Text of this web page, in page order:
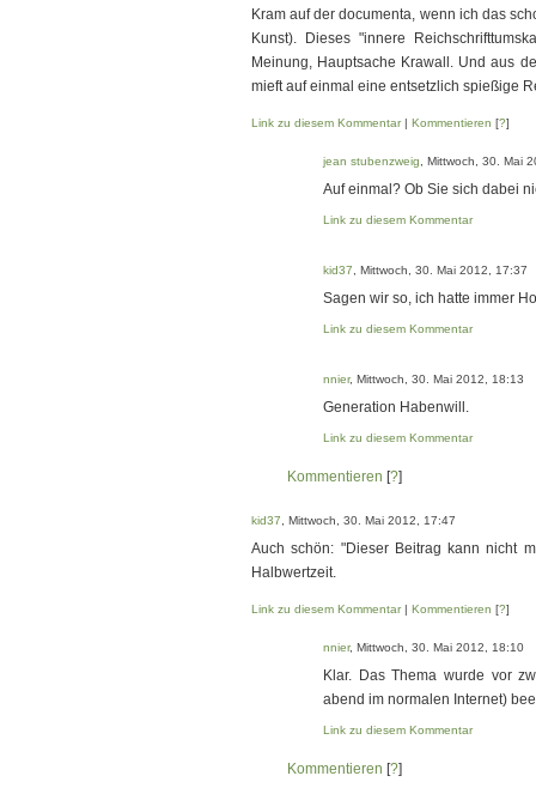
Kram auf der documenta, wenn ich das
Kunst). Dieses "innere
Meinung, Hauptsache Krawall. Und aus
mieft auf einmal eine entsetzlich spießige
Link zu diesem Kommentar| Kommentieren [?]
jean stubenzweig , Mittwoch, 30. Mai
Auf einmal? Ob Sie sich dabei
Link zu diesem Kommentar
kid37 , Mittwoch, 30. Mai 2012, 17:37
Sagen wir so, ich hatte immer
Link zu diesem Kommentar
nnier, Mittwoch, 30. Mai 2012, 18:13
Generation Habenwill.
Link zu diesem Kommentar
Kommentieren [?]
kid37 , Mittwoch, 30. Mai 2012, 17:47
Auch schön: "Dieser Beitrag kann nicht
Halbwertzeit.
Link zu diesem Kommentar| Kommentieren [?]
nnier, Mittwoch, 30. Mai 2012, 18:10
Klar. Das Thema wurde vor
abend im normalen Internet)
Link zu diesem Kommentar
Kommentieren [?]